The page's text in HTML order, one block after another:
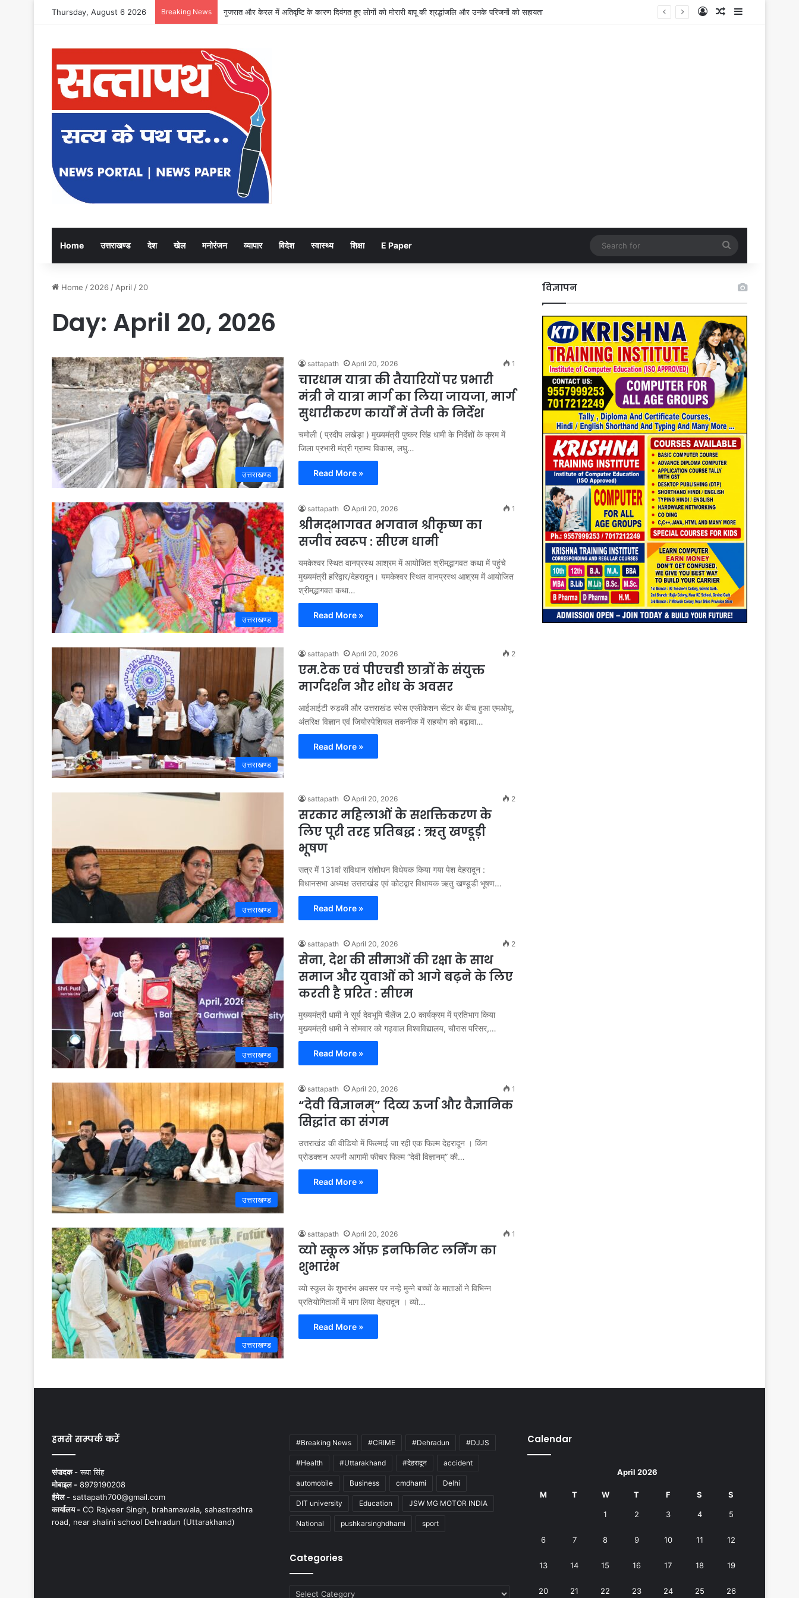
Thursday, August 6 2026 Breaking News स्वतंत्रता संग्राम सेनानियों के सम्मान से जुड़े सभी लंबित कार्य समयबद्ध पूरे हों: जिलाधिकारी Log InRandom Article
Sidebar
Home उत्तराखण्ड देश खेल मनोरंजन व्यापार विदेश स्वास्थ्य शिक्षा E Paper
for
Home / 2026 / April / 20
Day: April 20, 2026
उत्तराखण्ड
sattapath April 20, 2026 1
चारधाम यात्रा की तैयारियों पर प्रभारी
मंत्री ने यात्रा मार्ग का लिया जायजा, मार्ग
सुधारीकरण कार्यों में तेजी के निर्देश
चमोली ( प्रदीप लखेड़ा ) मुख्यमंत्री पुष्कर सिंह धामी के निर्देशों के क्रम में
जिला प्रभारी मंत्री ग्राम्य विकास, लघु…
Read More »
उत्तराखण्ड
sattapath April 20, 2026 1
श्रीमद्भागवत भगवान श्रीकृष्ण का
सजीव स्वरूप : सीएम धामी
यमकेश्वर स्थित वानप्रस्थ आश्रम में आयोजित श्रीमद्भागवत कथा में पहुंचे
मुख्यमंत्री हरिद्वार/देहरादून। यमकेश्वर स्थित वानप्रस्थ आश्रम में आयोजित
श्रीमद्भागवत कथा…
Read More »
उत्तराखण्ड
sattapath April 20, 2026 2
एम.टेक एवं पीएचडी छात्रों के संयुक्त
मार्गदर्शन और शोध के अवसर
आईआईटी रुड़की और उत्तराखंड स्पेस एप्लीकेशन सेंटर के बीच हुआ एमओयू,
अंतरिक्ष विज्ञान एवं जियोस्पेशियल तकनीक में सहयोग को बढ़ावा…
Read More »
उत्तराखण्ड
sattapath April 20, 2026 2
सरकार महिलाओं के सशक्तिकरण के
लिए पूरी तरह प्रतिबद्ध : ऋतु खण्डूड़ी
भूषण
सत्र में 131वां संविधान संशोधन विधेयक किया गया पेश देहरादून :
विधानसभा अध्यक्ष उत्तराखंड एवं कोटद्वार विधायक ऋतु खण्डूडी भूषण…
Read More »
उत्तराखण्ड
sattapath April 20, 2026 2
सेना, देश की सीमाओं की रक्षा के साथ
समाज और युवाओं को आगे बढ़ने के लिए
करती है प्ररित : सीएम
मुख्यमंत्री धामी ने सूर्य देवभूमि चैलेंज 2.0 कार्यक्रम में प्रतिभाग किया
मुख्यमंत्री धामी ने सोमवार को गढ़वाल विश्वविद्यालय, चौरास परिसर,…
Read More »
उत्तराखण्ड
sattapath April 20, 2026 1
“देवी विज्ञानम्” दिव्य ऊर्जा और वैज्ञानिक
सिद्धांत का संगम
उत्तराखंड की वीडियो में फिल्माई जा रही एक फिल्म देहरादून । किंग
प्रोडक्शन अपनी आगामी फीचर फिल्म “देवी विज्ञानम्” की…
Read More »
उत्तराखण्ड
sattapath April 20, 2026 1
व्यो स्कूल ऑफ़ इनफिनिट लर्निंग का
शुभारंभ
व्यो स्कूल के शुभारंभ अवसर पर नन्हे मुन्ने बच्चों के माताओं ने विभिन्न
प्रतियोगिताओं में भाग लिया देहरादून । व्यो…
Read More »
विज्ञापन
हमसे सम्पर्क करें
संपादक -रूपा सिंह
मोबाइल - 8979190208
ईमेल - sattapath700@gmail.com
कार्यालय - CO Rajveer Singh, brahamawala, sahastradhra
road, near shalini school Dehradun (Uttarakhand)
#Breaking News #CRIME #Dehradun #DJJS
#Health #Uttarakhand #देहरादून accident
automobile Business cmdhami Delhi
DIT university Education JSW MG MOTOR INDIA
National pushkarsinghdhami sport
Categories
Categories
Calendar
April 2026
M T W T F S S
1 2 3 4 5
6 7 8 9 10 11 12
13 14 15 16 17 18 19
20 21 22 23 24 25 26